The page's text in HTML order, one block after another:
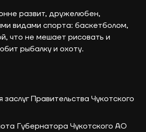
развит, дружелюбен,
видами спорта: баскетболом,
что не мешает рисовать и
рыбалку и охоту.
заслуг Правительства Чукотского
Губернатора Чукотского АО